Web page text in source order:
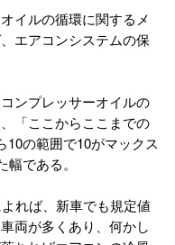
イルの循環に関するメ
エアコンシステムの保
ンプレッサーオイルの
「ここからここまでの
10の範囲で10がマックス
である。
れば、新車でも規定値
両が多くあり、何かし